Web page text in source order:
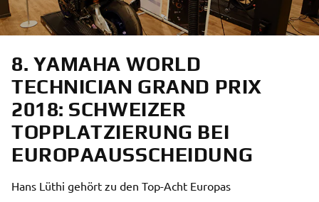
8. YAMAHA WORLD
TECHNICIAN GRAND PRIX
2018: SCHWEIZER
TOPPLATZIERUNG BEI
EUROPAAUSSCHEIDUNG
Hans Lüthi gehört zu den Top-Acht Europas